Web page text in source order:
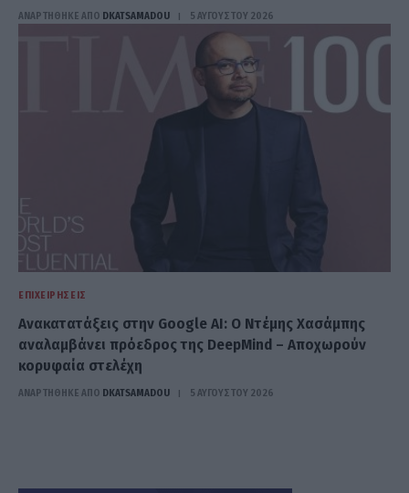
ΑΝΑΡΤΗΘΗΚΕ ΑΠΟ DKATSAMADOU 5 ΑΥΓΟΎΣΤΟΥ 2026
ΕΠΙΧΕΙΡΉΣΕΙΣ
Ανακατατάξεις στην Google AI: Ο Ντέμης Χασάμπης
αναλαμβάνει πρόεδρος της DeepMind – Αποχωρούν
κορυφαία στελέχη
ΑΝΑΡΤΗΘΗΚΕ ΑΠΟ DKATSAMADOU 5 ΑΥΓΟΎΣΤΟΥ 2026